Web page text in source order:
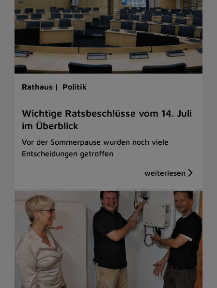
Rathaus | Politik
Wichtige Ratsbeschlüsse vom 14. Juli
im Überblick
Vor der Sommerpause wurden noch viele
Entscheidungen getroffen